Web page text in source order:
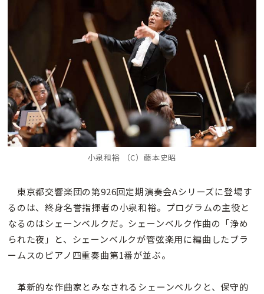
小泉和裕 （C）藤本史昭
東京都交響楽団の第926回定期演奏会Aシリーズに登場す
るのは、終身名誉指揮者の小泉和裕。プログラムの主役と
なるのはシェーンベルクだ。シェーンベルク作曲の「浄め
られた夜」と、シェーンベルクが管弦楽用に編曲したブラ
ームスのピアノ四重奏曲第1番が並ぶ。
革新的な作曲家とみなされるシェーンベルクと、保守的